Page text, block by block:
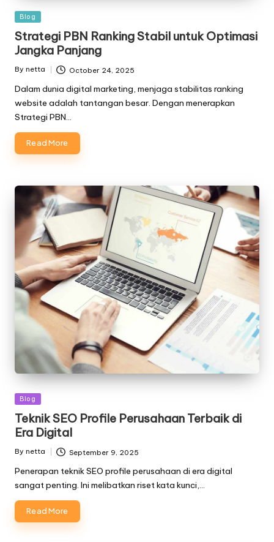
Posted
Blog
Strategi PBN Ranking Stabil untuk Optimasi
Jangka Panjang
Posted
By netta October 24, 2025
Dalam dunia digital marketing, menjaga stabilitas ranking
website adalah tantangan besar. Dengan menerapkan
Strategi PBN…
Read More
Posted
Blog
Teknik SEO Profile Perusahaan Terbaik di
Era Digital
Posted
By netta September 9, 2025
Penerapan teknik SEO profile perusahaan di era digital
sangat penting. Ini melibatkan riset kata kunci,…
Read More